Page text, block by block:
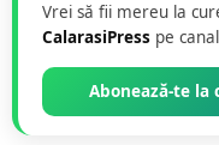
Vrei să fii mereu la
CalarasiPress pe
Abonează-te la